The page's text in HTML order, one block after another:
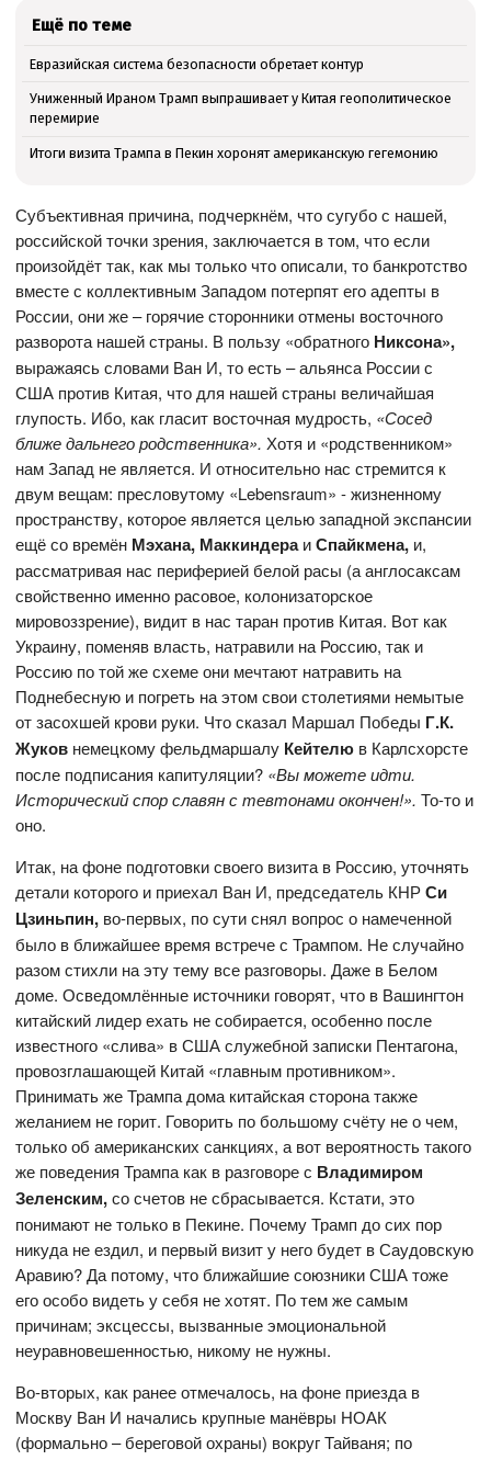
Ещё по теме
Евразийская система безопасности обретает контур
Униженный Ираном Трамп выпрашивает у Китая геополитическое
перемирие
Итоги визита Трампа в Пекин хоронят американскую гегемонию
Субъективная причина, подчеркнём, что сугубо с нашей,
российской точки зрения, заключается в том, что если
произойдёт так, как мы только что описали, то банкротство
вместе с коллективным Западом потерпят его адепты в
России, они же – горячие сторонники отмены восточного
разворота нашей страны. В пользу «обратного Никсона»,
выражаясь словами Ван И, то есть – альянса России с
США против Китая, что для нашей страны величайшая
глупость. Ибо, как гласит восточная мудрость, «Сосед
ближе дальнего родственника». Хотя и «родственником»
нам Запад не является. И относительно нас стремится к
двум вещам: пресловутому «Lebensraum» - жизненному
пространству, которое является целью западной экспансии
ещё со времён Мэхана, МаккиндераиСпайкмена, и,
рассматривая нас периферией белой расы (а англосаксам
свойственно именно расовое, колонизаторское
мировоззрение), видит в нас таран против Китая. Вот как
Украину, поменяв власть, натравили на Россию, так и
Россию по той же схеме они мечтают натравить на
Поднебесную и погреть на этом свои столетиями немытые
от засохшей крови руки. Что сказал Маршал Победы Г.К.
Жуков немецкому фельдмаршалу Кейтелю в Карлсхорсте
после подписания капитуляции? «Вы можете идти.
Исторический спор славян с тевтонами окончен!».То-то и
оно.
Итак, на фоне подготовки своего визита в Россию, уточнять
детали которого и приехал Ван И, председатель КНРСи
Цзиньпин, во-первых, по сути снял вопрос о намеченной
было в ближайшее время встрече с Трампом. Не случайно
разом стихли на эту тему все разговоры. Даже в Белом
доме. Осведомлённые источники говорят, что в Вашингтон
китайский лидер ехать не собирается, особенно после
известного «слива» в США служебной записки Пентагона,
провозглашающей Китай «главным противником».
Принимать же Трампа дома китайская сторона также
желанием не горит. Говорить по большому счёту не о чем,
только об американских санкциях, а вот вероятность такого
же поведения Трампа как в разговоре с Владимиром
Зеленским,со счетов не сбрасывается. Кстати, это
понимают не только в Пекине. Почему Трамп до сих пор
никуда не ездил, и первый визит у него будет в Саудовскую
Аравию? Да потому, что ближайшие союзники США тоже
его особо видеть у себя не хотят. По тем же самым
причинам; эксцессы, вызванные эмоциональной
неуравновешенностью, никому не нужны.
Во-вторых, как ранее отмечалось, на фоне приезда в
Москву Ван И начались крупные манёвры НОАК
(формально – береговой охраны) вокруг Тайваня; по